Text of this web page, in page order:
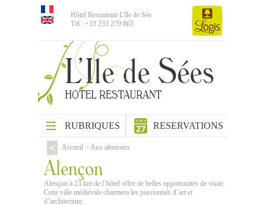
Hôtel Restaurant L'île de Sée
Tél : +33 233 279 865
RUBRIQUES RESERVATIONS
Accueil > Aux alentours
Alençon
Alençon à 23 km de l’hôtel offre de belles opportunités de visite.
Cette ville médiévale charmera les passionnés d’art et
d’architecture.